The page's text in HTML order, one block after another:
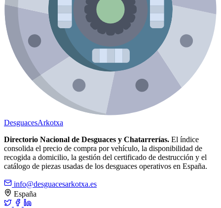
DesguacesArkotxa
Directorio Nacional de Desguaces y Chatarrerías. El índice
consolida el precio de compra por vehículo, la disponibilidad de
recogida a domicilio, la gestión del certificado de destrucción y el
catálogo de piezas usadas de los desguaces operativos en España.
info@desguacesarkotxa.es
España